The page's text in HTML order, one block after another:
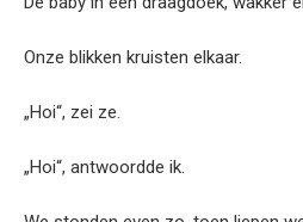
Onze blikken kruisten elkaar.
„Hoi“, zei ze.
„Hoi“, antwoordde ik.